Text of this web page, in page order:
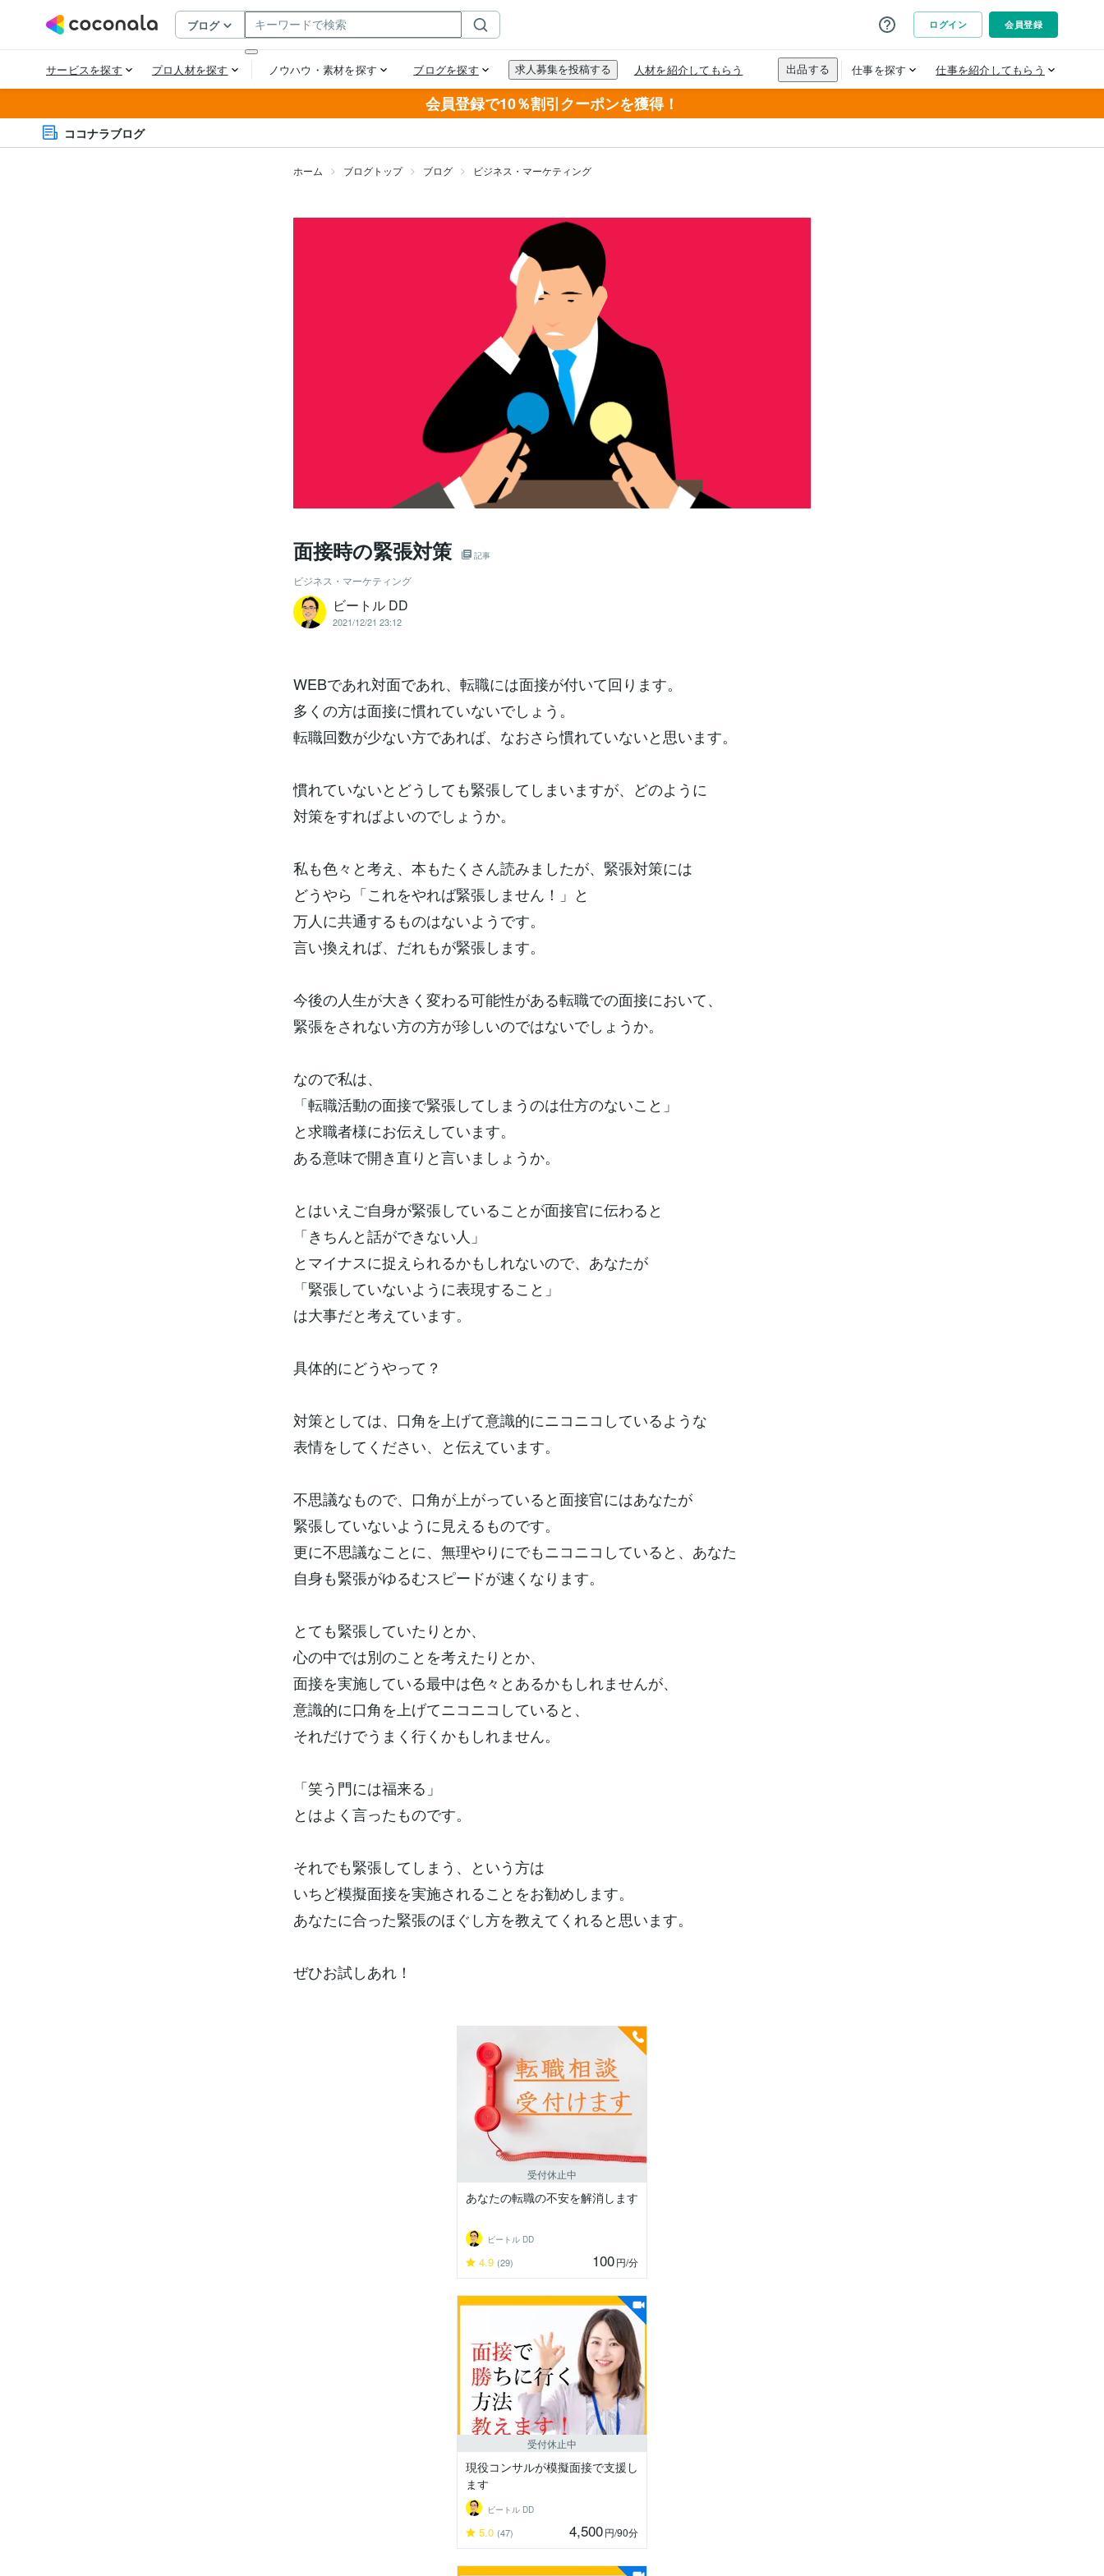
会員登録で10％割引クーポンを獲得！
ココナラブログ
ホーム ブログトップ ブログ ビジネス・マーケティング
面接時の緊張対策 記事
ビジネス・マーケティング
ビートル DD
2021/12/21 23:12
WEBであれ対面であれ、転職には面接が付いて回ります。
多くの方は面接に慣れていないでしょう。
転職回数が少ない方であれば、なおさら慣れていないと思います。
慣れていないとどうしても緊張してしまいますが、どのように
対策をすればよいのでしょうか。
私も色々と考え、本もたくさん読みましたが、緊張対策には
どうやら「これをやれば緊張しません！」と
万人に共通するものはないようです。
言い換えれば、だれもが緊張します。
今後の人生が大きく変わる可能性がある転職での面接において、
緊張をされない方の方が珍しいのではないでしょうか。
なので私は、
「転職活動の面接で緊張してしまうのは仕方のないこと」
と求職者様にお伝えしています。
ある意味で開き直りと言いましょうか。
とはいえご自身が緊張していることが面接官に伝わると
「きちんと話ができない人」
とマイナスに捉えられるかもしれないので、あなたが
「緊張していないように表現すること」
は大事だと考えています。
具体的にどうやって？
対策としては、口角を上げて意識的にニコニコしているような
表情をしてください、と伝えています。
不思議なもので、口角が上がっていると面接官にはあなたが
緊張していないように見えるものです。
更に不思議なことに、無理やりにでもニコニコしていると、あなた
自身も緊張がゆるむスピードが速くなります。
とても緊張していたりとか、
心の中では別のことを考えたりとか、
面接を実施している最中は色々とあるかもしれませんが、
意識的に口角を上げてニコニコしていると、
それだけでうまく行くかもしれません。
「笑う門には福来る」
とはよく言ったものです。
それでも緊張してしまう、という方は
いちど模擬面接を実施されることをお勧めします。
あなたに合った緊張のほぐし方を教えてくれると思います。
ぜひお試しあれ！
受付休止中
あなたの転職の不安を解消します
ビートル DD
4.9 (29) 100円/分
受付休止中
現役コンサルが模擬面接で支援し
ます
ビートル DD
5.0 (47) 4,500円/90分